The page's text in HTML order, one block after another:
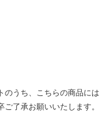
のうち、こちらの商品には
了承お願いいたします。